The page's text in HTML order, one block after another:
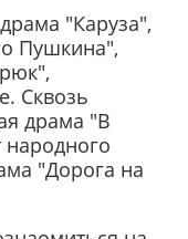
"Каруза",
Пушкина",
Сквозь
драма "В
народного
"Дорога на